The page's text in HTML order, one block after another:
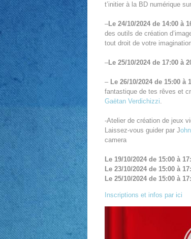
t’initier à la BD numérique
–Le 24/10/2024 de 14:00 à
des outils de création
tout droit de votre
–Le 25/10/2024 de 17:00 à
– Le 26/10/2024 de 15:00 à
fantastique de tes rêves et
Gaëtan Verdichizzi.
-Atelier de création de jeux
Laissez-vous guider par J
camera
Le 19/10/2024 de 15:00 à
Le 23/10/2024 de 15:00 à
Le 25/10/2024 de 15:00 à
Inscriptions et infos par ici